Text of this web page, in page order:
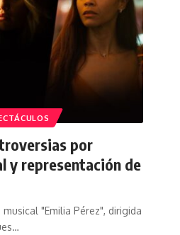
por
representación de
musical "Emilia Pérez", dirigida